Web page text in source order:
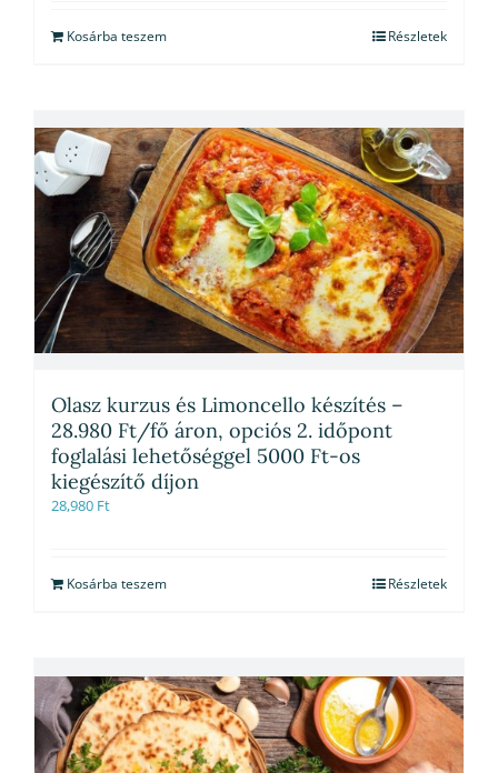
Kosárba teszem Részletek
Olasz kurzus és Limoncello készítés –
28.980 Ft/fő áron, opciós 2. időpont
foglalási lehetőséggel 5000 Ft-os
kiegészítő díjon
28,980 Ft
Kosárba teszem Részletek